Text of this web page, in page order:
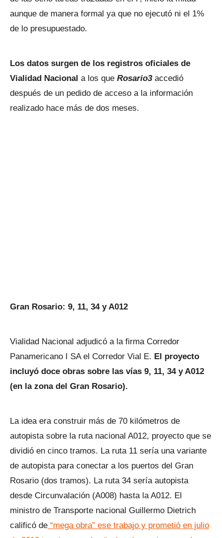
aunque de manera formal ya que no ejecutó ni el 1%
de lo presupuestado.
Los datos surgen de los registros oficiales de
Vialidad Nacional a los que Rosario3accedió
después de un pedido de acceso a la información
realizado hace más de dos meses.
Gran Rosario: 9, 11, 34 y A012
Vialidad Nacional adjudicó a la firma Corredor
Panamericano I SA el Corredor Vial E. El proyecto
incluyó doce obras sobre las vías 9, 11, 34 y A012
(en la zona del Gran Rosario).
La idea era construir más de 70 kilómetros de
autopista sobre la ruta nacional A012, proyecto que se
dividió en cinco tramos. La ruta 11 sería una variante
de autopista para conectar a los puertos del Gran
Rosario (dos tramos). La ruta 34 sería autopista
desde Circunvalación (A008) hasta la A012. El
ministro de Transporte nacional Guillermo Dietrich
calificó de “mega obra” ese trabajo y prometió en julio